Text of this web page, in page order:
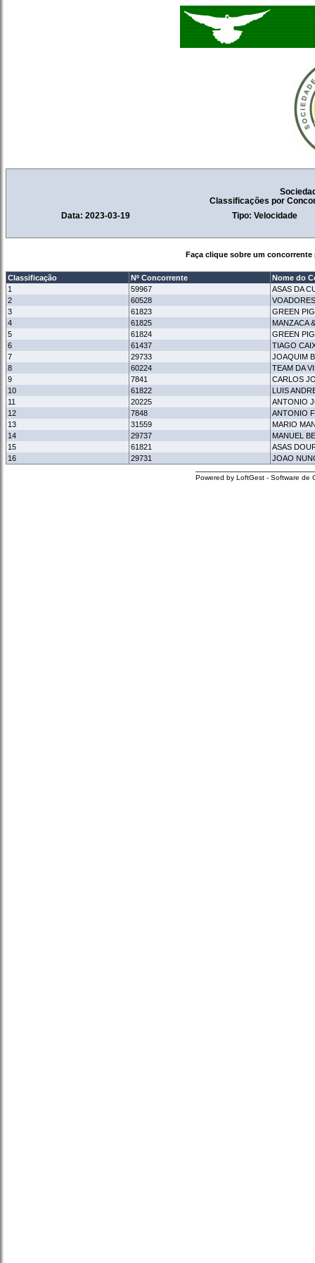
Classificações por
Data: 2023-03-19
Tipo: Velocidade
Faça clique sobre um
Classificação Nº Concorrente
Nome do
1
59967
ASAS DA
2
60528
3
61823
GREEN
4
61825
MANZACA
5
61824
GREEN
6
61437
TIAGO
7
29733
JOAQUIM
8
60224
TEAM DA
9
7841
CARLOS
10
61822
LUIS
11
20225
ANTONIO
12
7848
ANTONIO
13
31559
MARIO
14
29737
MANUEL
15
61821
ASAS
16
29731 JOAO
Powered by LoftGest - Software de